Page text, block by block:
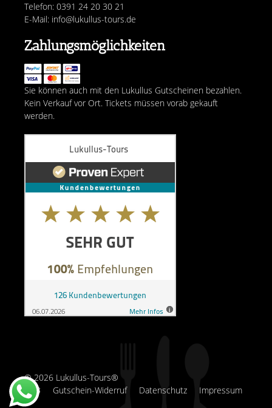
Telefon: 0391 24 20 30 21
E-Mail: info@lukullus-tours.de
Zahlungsmöglichkeiten
Sie können auch mit den Lukullus Gutscheinen bezahlen.
Kein Verkauf vor Ort. Tickets müssen vorab gekauft
werden.
AGB Gutschein-Widerruf Datenschutz Impressum
© 2026 Lukullus-Tours®